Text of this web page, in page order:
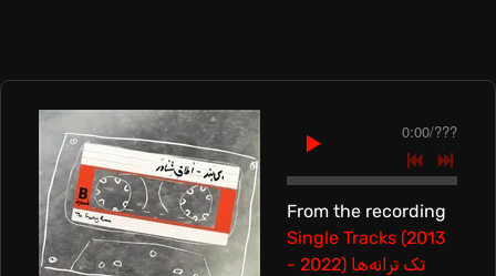
0:00/???
From the recording
Single Tracks (2013
- 2022) تک ترانه‌ها